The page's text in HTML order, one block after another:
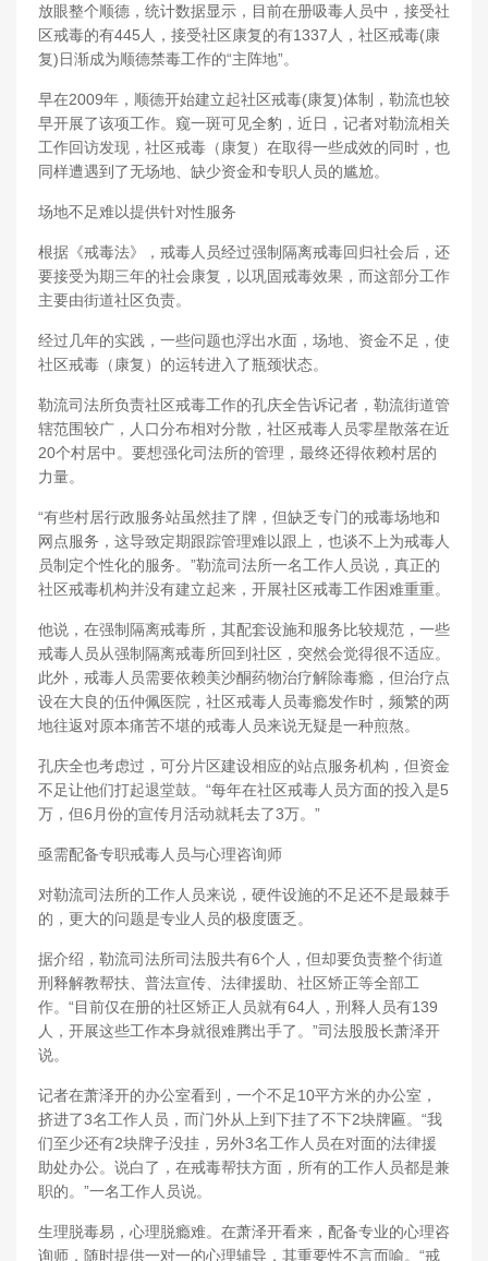
放眼整个顺德，统计数据显示，目前在册吸毒人员中，接受社
区戒毒的有445人，接受社区康复的有1337人，社区戒毒(康
复)日渐成为顺德禁毒工作的“主阵地”。
早在2009年，顺德开始建立起社区戒毒(康复)体制，勒流也较
早开展了该项工作。窥一斑可见全豹，近日，记者对勒流相关
工作回访发现，社区戒毒（康复）在取得一些成效的同时，也
同样遭遇到了无场地、缺少资金和专职人员的尴尬。
场地不足难以提供针对性服务
根据《戒毒法》，戒毒人员经过强制隔离戒毒回归社会后，还
要接受为期三年的社会康复，以巩固戒毒效果，而这部分工作
主要由街道社区负责。
经过几年的实践，一些问题也浮出水面，场地、资金不足，使
社区戒毒（康复）的运转进入了瓶颈状态。
勒流司法所负责社区戒毒工作的孔庆全告诉记者，勒流街道管
辖范围较广，人口分布相对分散，社区戒毒人员零星散落在近
20个村居中。要想强化司法所的管理，最终还得依赖村居的
力量。
“有些村居行政服务站虽然挂了牌，但缺乏专门的戒毒场地和
网点服务，这导致定期跟踪管理难以跟上，也谈不上为戒毒人
员制定个性化的服务。”勒流司法所一名工作人员说，真正的
社区戒毒机构并没有建立起来，开展社区戒毒工作困难重重。
他说，在强制隔离戒毒所，其配套设施和服务比较规范，一些
戒毒人员从强制隔离戒毒所回到社区，突然会觉得很不适应。
此外，戒毒人员需要依赖美沙酮药物治疗解除毒瘾，但治疗点
设在大良的伍仲佩医院，社区戒毒人员毒瘾发作时，频繁的两
地往返对原本痛苦不堪的戒毒人员来说无疑是一种煎熬。
孔庆全也考虑过，可分片区建设相应的站点服务机构，但资金
不足让他们打起退堂鼓。“每年在社区戒毒人员方面的投入是5
万，但6月份的宣传月活动就耗去了3万。”
亟需配备专职戒毒人员与心理咨询师
对勒流司法所的工作人员来说，硬件设施的不足还不是最棘手
的，更大的问题是专业人员的极度匮乏。
据介绍，勒流司法所司法股共有6个人，但却要负责整个街道
刑释解教帮扶、普法宣传、法律援助、社区矫正等全部工
作。“目前仅在册的社区矫正人员就有64人，刑释人员有139
人，开展这些工作本身就很难腾出手了。”司法股股长萧泽开
说。
记者在萧泽开的办公室看到，一个不足10平方米的办公室，
挤进了3名工作人员，而门外从上到下挂了不下2块牌匾。“我
们至少还有2块牌子没挂，另外3名工作人员在对面的法律援
助处办公。说白了，在戒毒帮扶方面，所有的工作人员都是兼
职的。”一名工作人员说。
生理脱毒易，心理脱瘾难。在萧泽开看来，配备专业的心理咨
询师，随时提供一对一的心理辅导，其重要性不言而喻。“戒